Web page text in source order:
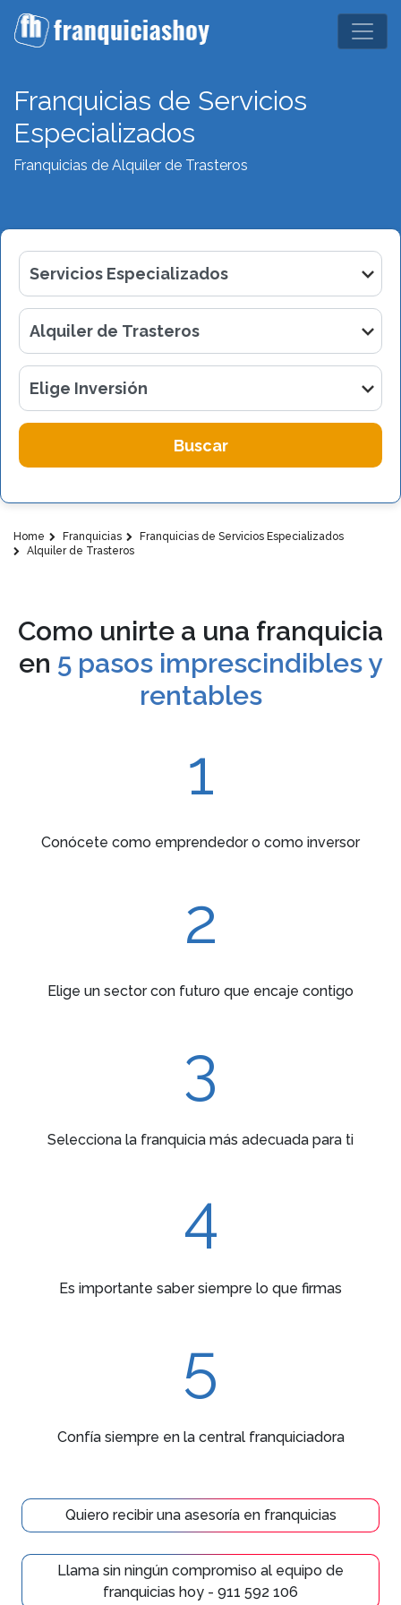
Franquicias de Servicios
Especializados
Franquicias de Alquiler de Trasteros
Buscar
Home Franquicias
Franquicias de Servicios Especializados
Alquiler de Trasteros
Como unirte a una franquicia
en 5 pasos imprescindibles y
rentables
1
Conócete como emprendedor o como inversor
2
Elige un sector con futuro que encaje contigo
3
Selecciona la franquicia más adecuada para ti
4
Es importante saber siempre lo que firmas
5
Confía siempre en la central franquiciadora
Quiero recibir una asesoría en franquicias
Llama sin ningún compromiso al equipo de
franquicias hoy - 911 592 106